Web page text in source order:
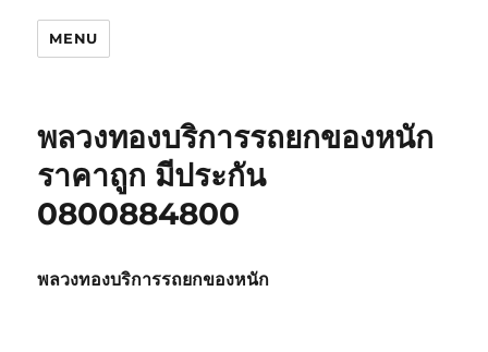
MENU
พลวงทองบริการรถยกของหนัก
ราคาถูก มีประกัน
0800884800
พลวงทองบริการรถยกของหนัก